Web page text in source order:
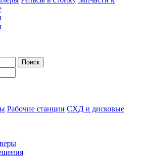
Поиск
Рабочие станции СХД и дисковые